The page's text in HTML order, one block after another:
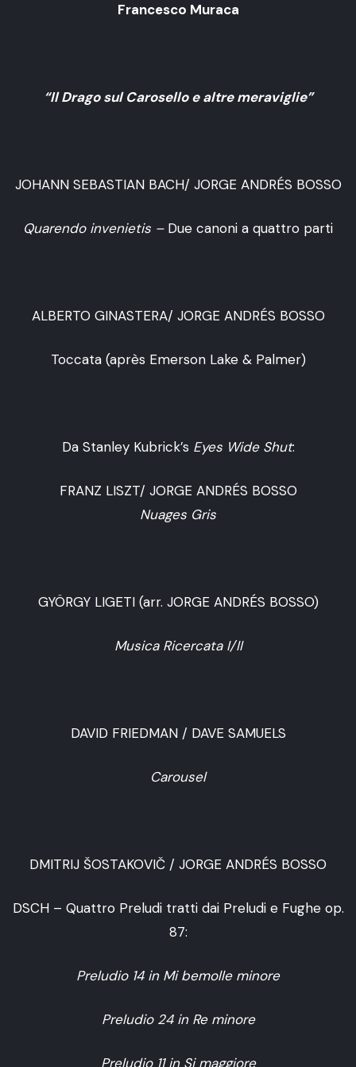
Francesco Muraca
“Il Drago sul Carosello e altre meraviglie”
JOHANN SEBASTIAN BACH/ JORGE ANDRÉS BOSSO
Quarendo invenietis – Due canoni a quattro parti
ALBERTO GINASTERA/ JORGE ANDRÉS BOSSO
Toccata (après Emerson Lake & Palmer)
Da Stanley Kubrick’s Eyes Wide Shut:
FRANZ LISZT/ JORGE ANDRÉS BOSSO
Nuages Gris
GYÖRGY LIGETI (arr. JORGE ANDRÉS BOSSO)
Musica Ricercata I/II
DAVID FRIEDMAN / DAVE SAMUELS
Carousel
DMITRIJ ŠOSTAKOVIČ / JORGE ANDRÉS BOSSO
DSCH – Quattro Preludi tratti dai Preludi e Fughe op.
87:
Preludio 14 in Mi bemolle minore
Preludio 24 in Re minore
Preludio 11 in Si maggiore